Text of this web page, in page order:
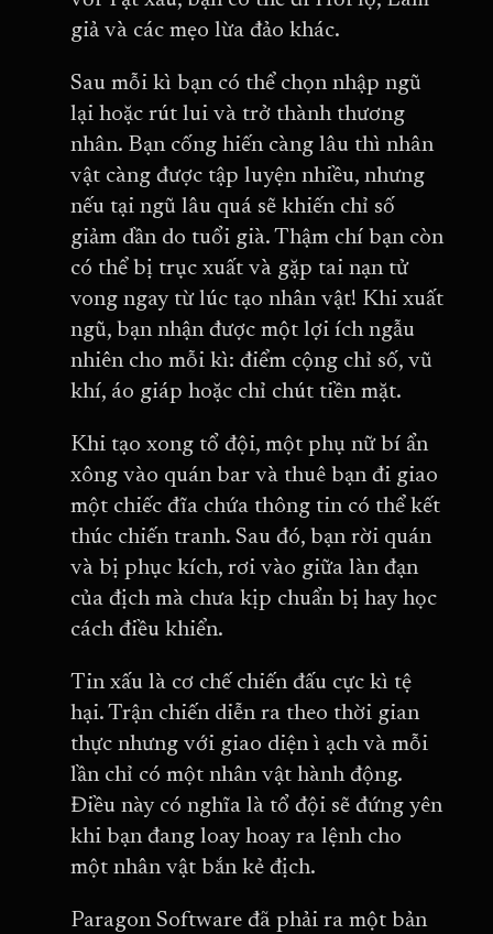
giả và các mẹo lừa đảo khác.
Sau mỗi kì bạn có thể chọn nhập ngũ
lại hoặc rút lui và trở thành thương
nhân. Bạn cống hiến càng lâu thì nhân
vật càng được tập luyện nhiều, nhưng
nếu tại ngũ lâu quá sẽ khiến chỉ số
giảm dần do tuổi già. Thậm chí bạn còn
có thể bị trục xuất và gặp tai nạn tử
vong ngay từ lúc tạo nhân vật! Khi xuất
ngũ, bạn nhận được một lợi ích ngẫu
nhiên cho mỗi kì: điểm cộng chỉ số, vũ
khí, áo giáp hoặc chỉ chút tiền mặt.
Khi tạo xong tổ đội, một phụ nữ bí ẩn
xông vào quán bar và thuê bạn đi giao
một chiếc đĩa chứa thông tin có thể kết
thúc chiến tranh. Sau đó, bạn rời quán
và bị phục kích, rơi vào giữa làn đạn
của địch mà chưa kịp chuẩn bị hay học
cách điều khiển.
Tin xấu là cơ chế chiến đấu cực kì tệ
hại. Trận chiến diễn ra theo thời gian
thực nhưng với giao diện ì ạch và mỗi
lần chỉ có một nhân vật hành động.
Điều này có nghĩa là tổ đội sẽ đứng yên
khi bạn đang loay hoay ra lệnh cho
một nhân vật bắn kẻ địch.
Paragon Software đã phải ra một bản